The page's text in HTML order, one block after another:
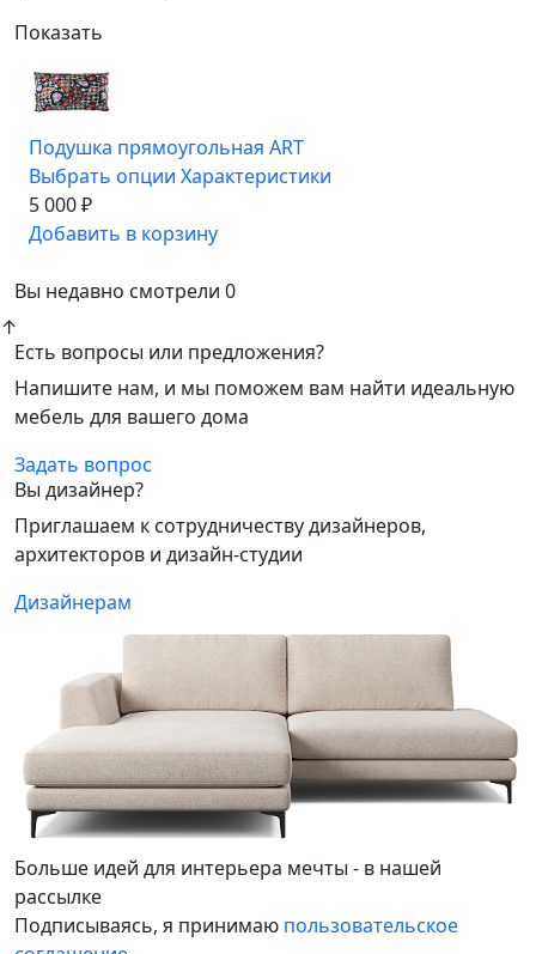
Показать
Подушка прямоугольная ART
Выбрать опции Характеристики
5 000 ₽
Добавить в корзину
Вы недавно смотрели 0
↑
Есть вопросы или предложения?
Напишите нам, и мы поможем вам найти идеальную
мебель для вашего дома
Задать вопрос
Вы дизайнер?
Приглашаем к сотрудничеству дизайнеров,
архитекторов и дизайн-студии
Дизайнерам
Больше идей для интерьера мечты - в нашей
рассылке
Подписываясь, я принимаю пользовательское